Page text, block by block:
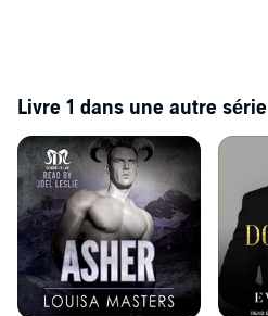
Livre 1 dans une autre série